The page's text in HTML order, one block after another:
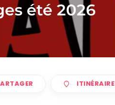
été 2026
ITINÉRAIRE